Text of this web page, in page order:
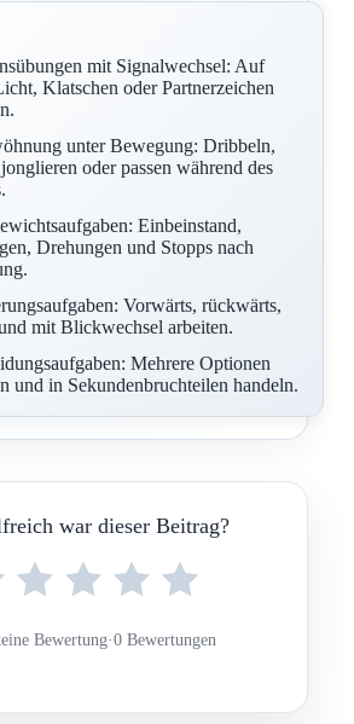
mit Signalwechsel: Auf
Klatschen oder Partnerzeichen
unter Bewegung: Dribbeln,
oder passen während des
Einbeinstand,
Drehungen und Stopps nach
Vorwärts, rückwärts,
mit Blickwechsel arbeiten.
Mehrere Optionen
und in Sekundenbruchteilen handeln.
war dieser Beitrag?
Bewertung·0 Bewertungen